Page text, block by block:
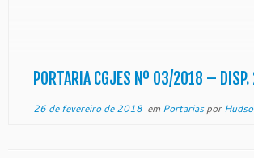
do Espírito […]
PORTARIA CGJES Nº 03/2018 –
26 de fevereiro de 2018em Portariaspor